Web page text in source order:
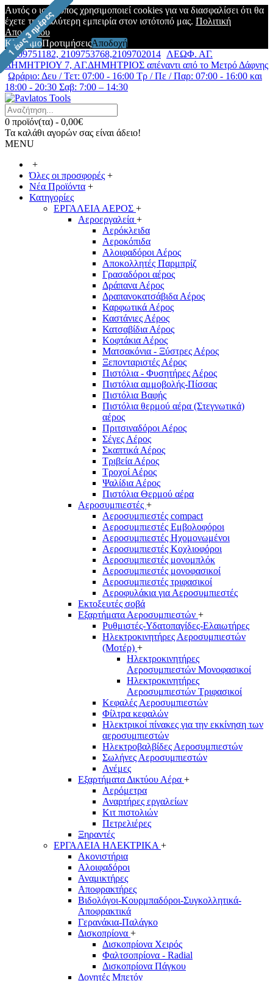
Αυτός ο ιστότοπος χρησιμοποιεί cookies για να διασφαλίσει ότι θα
έχετε την καλύτερη εμπειρία στον ιστότοπό μας. Πολιτική
Απορρήτου
ΚλείσιμοΠροτιμήσειςΑποδοχή
2109751182, 2109753768,2109702014 ΛΕΩΦ. ΑΓ.
ΔΗΜΗΤΡΙΟΥ 7, ΑΓ.ΔΗΜΗΤΡΙΟΣ απέναντι από το Μετρό Δάφνης
Ωράριο: Δευ / Τετ: 07:00 - 16:00 Τρ / Πε / Παρ: 07:00 - 16:00 και
18:00 - 20:30 Σαβ: 7:00 – 14:30
0 προϊόν(τα) - 0,00€
Τα καλάθι αγορών σας είναι άδειο!
MENU
+
Όλες οι προσφορές +
Νέα Προϊόντα +
Κατηγορίες
ΕΡΓΑΛΕΙΑ ΑΕΡΟΣ +
Αεροεργαλεία +
Αερόκλειδα
Αεροκόπιδα
Αλοιφαδόροι Αέρος
Αποκολλητές Παρμπρίζ
Γρασαδόροι αέρος
Δράπανα Αέρος
Δραπανοκατσάβιδα Αέρος
Καρφωτικά Αέρος
Καστάνιες Αέρος
Κατσαβίδια Αέρος
Κοφτάκια Αέρος
Ματσακόνια - Ξύστρες Αέρος
Ξεπονταριστές Αέρος
Πιστόλια - Φυσητήρες Αέρος
Πιστόλια αμμοβολής-Πίσσας
Πιστόλια Βαφής
Πιστόλια θερμού αέρα (Στεγνωτικά)
αέρος
Πριτσιναδόροι Αέρος
Σέγες Αέρος
Σκαπτικά Αέρος
Τριβεία Αέρος
Τροχοί Αέρος
Ψαλίδια Αέρος
Πιστόλια Θερμού αέρα
Αεροσυμπιεστές +
Αεροσυμπιεστές compact
Αεροσυμπιεστές Εμβολοφόροι
Αεροσυμπιεστές Ηχομονωμένοι
Αεροσυμπιεστές Κοχλιοφόροι
Αεροσυμπιεστές μονομπλόκ
Αεροσυμπιεστές μονοφασικοί
Αεροσυμπιεστές τριφασικοί
Αεροφυλάκια για Αεροσυμπιεστές
Εκτοξευτές σοβά
Εξαρτήματα Αεροσυμπιεστών +
Ρυθμιστές-Υδατοπαγίδες-Ελαιωτήρες
Ηλεκτροκινητήρες Αεροσυμπιεστών
(Μοτέρ) +
Ηλεκτροκινητήρες
Αεροσυμπιεστών Μονοφασικοί
Ηλεκτροκινητήρες
Αεροσυμπιεστών Τριφασικοί
Κεφαλές Αεροσυμπιεστών
Φίλτρα κεφαλών
Ηλεκτρικοί πίνακες για την εκκίνηση των
αεροσυμπιεστών
Ηλεκτροβαλβίδες Αεροσυμπιεστών
Σωλήνες Αεροσυμπιεστών
Ανέμες
Εξαρτήματα Δικτύου Αέρα +
Αερόμετρα
Αναρτήρες εργαλείων
Κιτ πιστολιών
Πετρελιέρες
Ξηραντές
ΕΡΓΑΛΕΙΑ ΗΛΕΚΤΡΙΚΑ +
Ακονιστήρια
Αλοιφαδόροι
Αναμικτήρες
Αποφρακτήρες
Βιδολόγοι-Κουρμπαδόροι-Συγκολλητικά-
Αποφρακτικά
Γερανάκια-Παλάγκο
Δισκοπρίονα +
Δισκοπρίονα Χειρός
Φαλτσοπρίονα - Radial
Δισκοπρίονα Πάγκου
Δονητές Μπετόν